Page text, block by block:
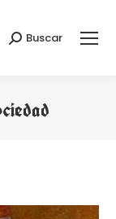
Buscar:
Buscar